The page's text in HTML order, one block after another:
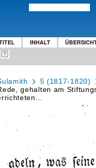
INHALT
5 (1817-1820)
gehalten am